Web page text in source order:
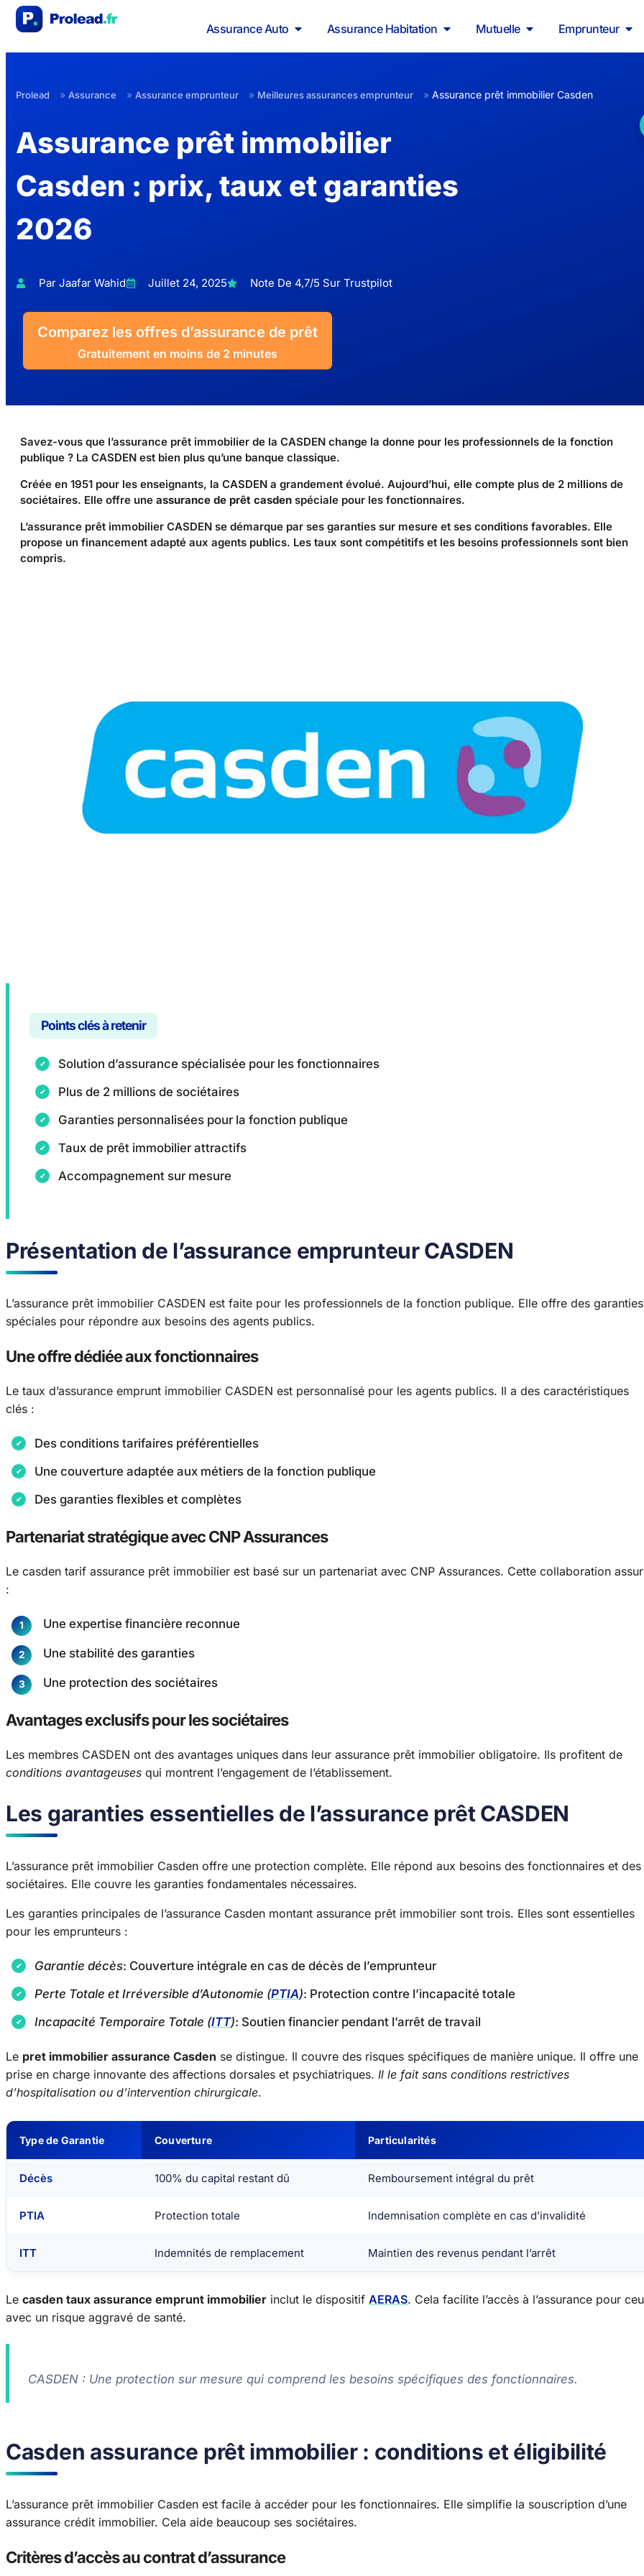
Assurance Auto Assurance Habitation Mutuelle Emprunteur
Prolead » Assurance » Assurance emprunteur » Meilleures assurances emprunteur » Assurance prêt immobilier Casden
Assurance prêt immobilier
Casden : prix, taux et garanties
2026
Par Jaafar Wahid Juillet 24, 2025 Note De 4,7/5 Sur Trustpilot
Comparez les offres d’assurance de prêt
Gratuitement en moins de 2 minutes
Savez-vous que l’assurance prêt immobilier de la CASDEN change la donne pour les professionnels de la fonction
publique ? La CASDEN est bien plus qu’une banque classique.
Créée en 1951 pour les enseignants, la CASDEN a grandement évolué. Aujourd’hui, elle compte plus de 2 millions de
sociétaires. Elle offre une assurance de prêt casden spéciale pour les fonctionnaires.
L’assurance prêt immobilier CASDEN se démarque par ses garanties sur mesure et ses conditions favorables. Elle
propose un financement adapté aux agents publics. Les taux sont compétitifs et les besoins professionnels sont bien
compris.
Points clés à retenir
Solution d’assurance spécialisée pour les fonctionnaires
Plus de 2 millions de sociétaires
Garanties personnalisées pour la fonction publique
Taux de prêt immobilier attractifs
Accompagnement sur mesure
Présentation de l’assurance emprunteur CASDEN
L’assurance prêt immobilier CASDEN est faite pour les professionnels de la fonction publique. Elle offre des garanties
spéciales pour répondre aux besoins des agents publics.
Une offre dédiée aux fonctionnaires
Le taux d’assurance emprunt immobilier CASDEN est personnalisé pour les agents publics. Il a des caractéristiques
clés :
Des conditions tarifaires préférentielles
Une couverture adaptée aux métiers de la fonction publique
Des garanties flexibles et complètes
Partenariat stratégique avec CNP Assurances
Le casden tarif assurance prêt immobilier est basé sur un partenariat avec CNP Assurances. Cette collaboration
:
Une expertise financière reconnue
Une stabilité des garanties
Une protection des sociétaires
Avantages exclusifs pour les sociétaires
Les membres CASDEN ont des avantages uniques dans leur assurance prêt immobilier obligatoire. Ils profitent de
conditions avantageuses qui montrent l’engagement de l’établissement.
Les garanties essentielles de l’assurance prêt CASDEN
L’assurance prêt immobilier Casden offre une protection complète. Elle répond aux besoins des fonctionnaires et des
sociétaires. Elle couvre les garanties fondamentales nécessaires.
Les garanties principales de l’assurance Casden montant assurance prêt immobilier sont trois. Elles sont essentielles
pour les emprunteurs :
Garantie décès: Couverture intégrale en cas de décès de l’emprunteur
Perte Totale et Irréversible d’Autonomie (PTIA): Protection contre l’incapacité totale
Incapacité Temporaire Totale (ITT): Soutien financier pendant l’arrêt de travail
Le pret immobilier assurance Casden se distingue. Il couvre des risques spécifiques de manière unique. Il offre une
prise en charge innovante des affections dorsales et psychiatriques. Il le fait sans conditions restrictives
d’hospitalisation ou d’intervention chirurgicale.
Type de Garantie Couverture Particularités
Décès 100% du capital restant dû Remboursement intégral du prêt
PTIA Protection totale Indemnisation complète en cas d’invalidité
ITT Indemnités de remplacement Maintien des revenus pendant l’arrêt
Le casden taux assurance emprunt immobilier inclut le dispositif AERAS. Cela facilite l’accès à l’assurance pour
avec un risque aggravé de santé.
CASDEN : Une protection sur mesure qui comprend les besoins spécifiques des fonctionnaires.
Casden assurance prêt immobilier : conditions et éligibilité
L’assurance prêt immobilier Casden est facile à accéder pour les fonctionnaires. Elle simplifie la souscription d’une
assurance crédit immobilier. Cela aide beaucoup ses sociétaires.
Critères d’accès au contrat d’assurance